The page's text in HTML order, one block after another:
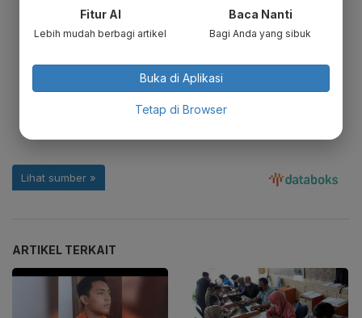
ARTIKEL TERKAIT
Fitur AI
Lebih mudah berbagi artikel
Baca Nanti
Bagi Anda yang sibuk
Buka di Aplikasi
Tetap di Browser